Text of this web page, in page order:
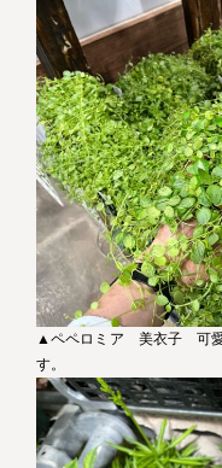
▲ペペロミア 美衣子 可愛
す。